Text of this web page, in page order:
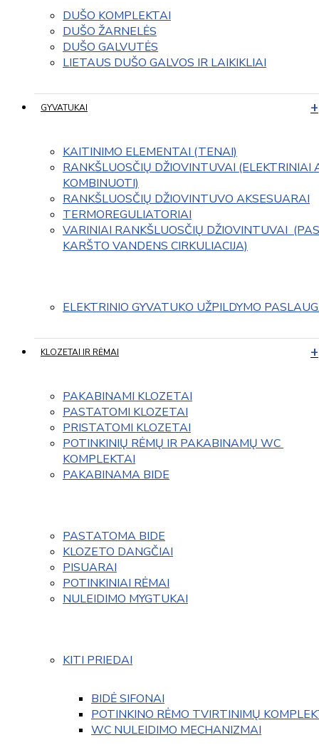
DUŠO KOMPLEKTAI
DUŠO ŽARNELĖS
DUŠO GALVUTĖS
LIETAUS DUŠO GALVOS IR LAIKIKLIAI
GYVATUKAI
KAITINIMO ELEMENTAI (TENAI)
RANKŠLUOSČIŲ DŽIOVINTUVAI (ELEKTRINIAI
KOMBINUOTI)
RANKŠLUOSČIŲ DŽIOVINTUVO AKSESUARAI
TERMOREGULIATORIAI
VARINIAI RANKŠLUOSČIŲ DŽIOVINTUVAI
KARŠTO VANDENS CIRKULIACIJA)
ELEKTRINIO GYVATUKO UŽPILDYMO
KLOZETAI IR RĖMAI
PAKABINAMI KLOZETAI
PASTATOMI KLOZETAI
PRISTATOMI KLOZETAI
POTINKINIŲ RĖMŲ IR PAKABINAMŲ WC
KOMPLEKTAI
PAKABINAMA BIDE
PASTATOMA BIDE
KLOZETO DANGČIAI
PISUARAI
POTINKINIAI RĖMAI
NULEIDIMO MYGTUKAI
KITI PRIEDAI
BIDĖ SIFONAI
POTINKINO RĖMO TVIRTINIMŲ
WC NULEIDIMO MECHANIZMAI